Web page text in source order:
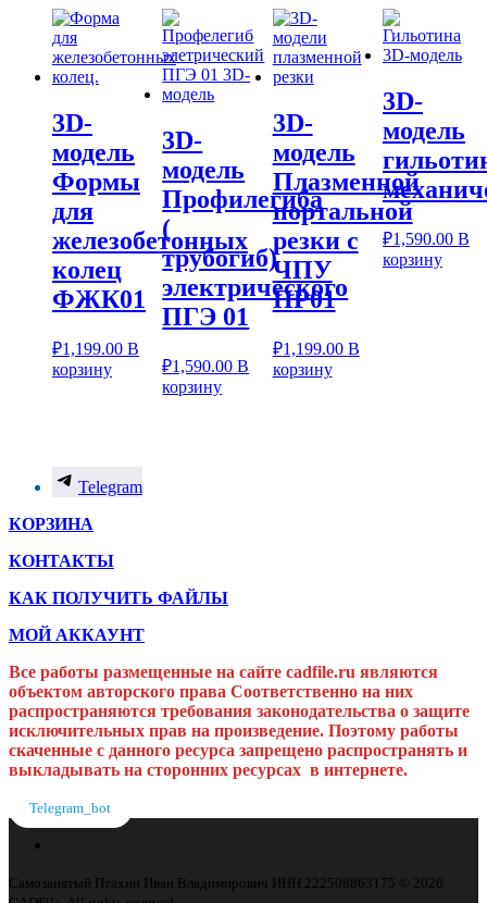
3D-
модель
Формы
для
железобетонных
колец
ФЖК01
₽1,199.00 В
корзину
3D-
модель
Профилегиба
(
трубогиб)
электрического
ПГЭ 01
₽1,590.00 В
корзину
3D-
модель
Плазменной
портальной
резки с
ЧПУ
ПР01
₽1,199.00 В
корзину
3D-
модель
₽1,590.00 В
корзину
Telegram
КОРЗИНА
КОНТАКТЫ
КАК ПОЛУЧИТЬ ФАЙЛЫ
МОЙ АККАУНТ
Все работы размещенные на сайте cadfile.ru являются
объектом авторского права Соответственно на них
распространяются требования законодательства о защите
исключительных прав на произведение. Поэтому работы
скаченные с данного ресурса запрещено распространять и
выкладывать на сторонних ресурсах в интернете.
Telegram_bot
Самозанятый Птахин Иван Владимирович ИНН 222508863175 © 2026